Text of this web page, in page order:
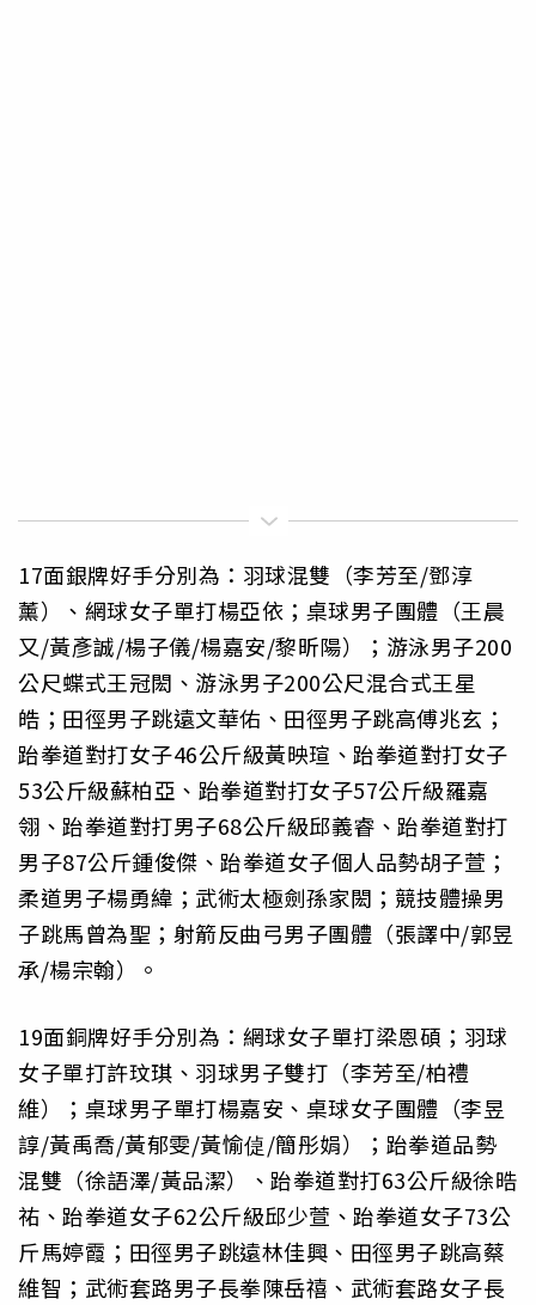
17面銀牌好手分別為：羽球混雙（李芳至/鄧淳
薰）、網球女子單打楊亞依；桌球男子團體（王晨
又/黃彥誠/楊子儀/楊嘉安/黎昕陽）；游泳男子200
公尺蝶式王冠閎、游泳男子200公尺混合式王星
皓；田徑男子跳遠文華佑、田徑男子跳高傅兆玄；
跆拳道對打女子46公斤級黃映瑄、跆拳道對打女子
53公斤級蘇柏亞、跆拳道對打女子57公斤級羅嘉
翎、跆拳道對打男子68公斤級邱義睿、跆拳道對打
男子87公斤鍾俊傑、跆拳道女子個人品勢胡子萱；
柔道男子楊勇緯；武術太極劍孫家閎；競技體操男
子跳馬曾為聖；射箭反曲弓男子團體（張譯中/郭昱
承/楊宗翰）。
19面銅牌好手分別為：網球女子單打梁恩碩；羽球
女子單打許玟琪、羽球男子雙打（李芳至/柏禮
維）；桌球男子單打楊嘉安、桌球女子團體（李昱
諄/黃禹喬/黃郁雯/黃愉偼/簡彤娟）；跆拳道品勢
混雙（徐語澤/黃品潔）、跆拳道對打63公斤級徐晧
祐、跆拳道女子62公斤級邱少萱、跆拳道女子73公
斤馬婷霞；田徑男子跳遠林佳興、田徑男子跳高蔡
維智；武術套路男子長拳陳岳禧、武術套路女子長